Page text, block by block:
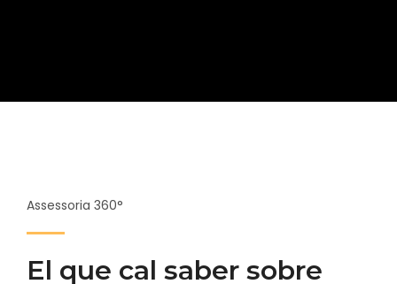
Assessoria 360°
El que cal saber sobre